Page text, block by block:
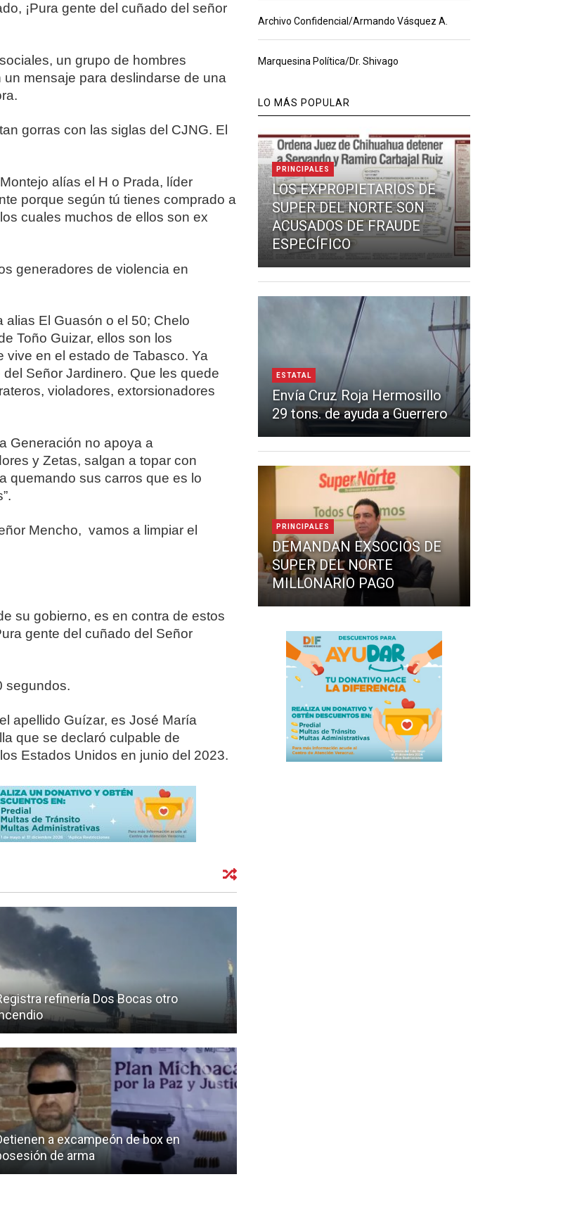
¡Pura gente del cuñado del señor
un grupo de hombres
mensaje para deslindarse de una
gorras con las siglas del CJNG. El
alías el H o Prada, líder
porque según tú tienes comprado a
cuales muchos de ellos son ex
generadores de violencia en
alias El Guasón o el 50; Chelo
Toño Guizar, ellos son los
en el estado de Tabasco. Ya
Señor Jardinero. Que les quede
violadores, extorsionadores
Generación no apoya a
y Zetas, salgan a topar con
quemando sus carros que es lo
Mencho, vamos a limpiar el
su gobierno, es en contra de estos
gente del cuñado del Señor
segundos.
apellido Guízar, es José María
que se declaró culpable de
Estados Unidos en junio del 2023.
refinería Dos Bocas otro
a excampeón de box en
de arma
Archivo Confidencial/Armando Vásquez A.
Marquesina Política/Dr. Shivago
LO MÁS POPULAR
PRINCIPALES
LOS EXPROPIETARIOS DE
SUPER DEL NORTE SON
ACUSADOS DE FRAUDE
ESPECÍFICO
ESTATAL
Envía Cruz Roja Hermosillo
29 tons. de ayuda a Guerrero
PRINCIPALES
DEMANDAN EXSOCIOS DE
SUPER DEL NORTE
MILLONARIO PAGO